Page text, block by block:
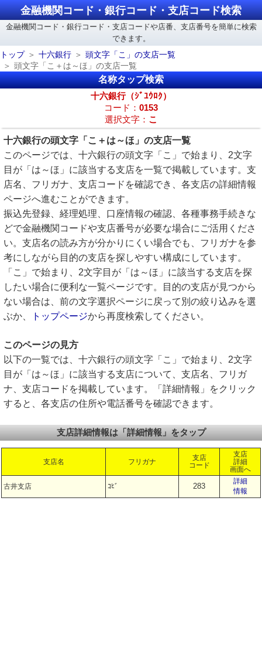
金融機関コード・銀行コード・支店コード検索
金融機関コード・銀行コード・支店コードや店番、支店番号を簡単に検索
できます。
トップ
十六銀行
頭文字「こ」の支店一覧
頭文字「こ＋は～ほ」の支店一覧
名称タップ検索
十六銀行（ｼﾞﾕｳﾛｸ）
コード： 0153
選択文字： こ
十六銀行の頭文字「こ＋は～ほ」の支店一覧
このページでは、十六銀行の頭文字「こ」で始まり、2文字
目が「は～ほ」に該当する支店を一覧で掲載しています。支
店名、フリガナ、支店コードを確認でき、各支店の詳細情報
ページへ進むことができます。
振込先登録、経理処理、口座情報の確認、各種事務手続きな
どで金融機関コードや支店番号が必要な場合にご活用くださ
い。支店名の読み方が分かりにくい場合でも、フリガナを参
考にしながら目的の支店を探しやすい構成にしています。
「こ」で始まり、2文字目が「は～ほ」に該当する支店を探
したい場合に便利な一覧ページです。目的の支店が見つから
ない場合は、前の文字選択ページに戻って別の絞り込みを選
ぶか、
トップページから再度検索してください。
このページの見方
以下の一覧では、十六銀行の頭文字「こ」で始まり、2文字
目が「は～ほ」に該当する支店について、支店名、フリガ
ナ、支店コードを掲載しています。「詳細情報」をクリック
すると、各支店の住所や電話番号を確認できます。
支店詳細情報は「詳細情報」をタップ
支店名 フリガナ
支店
コード
支店
詳細
画面へ
古井支店 ｺﾋﾞ 283
詳細
情報